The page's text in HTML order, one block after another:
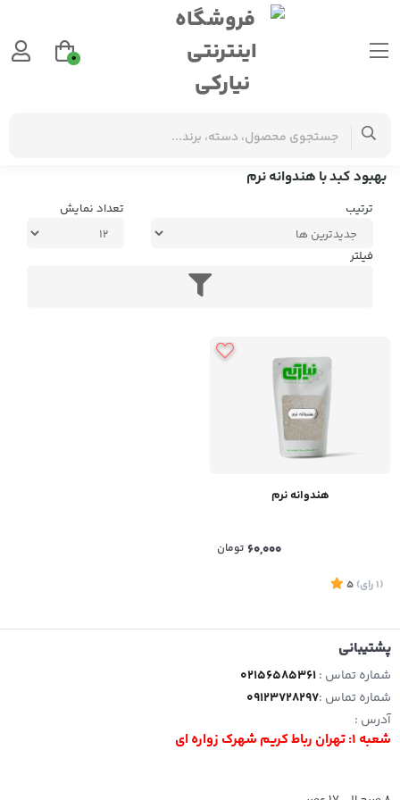
برچسب‌ها بهبود کبد با هندوانه نرم
بهبود کبد با هندوانه نرم
ترتیب تعداد نمایش
فیلتر
هندوانه نرم
60,000 تومان
(1 رای)
5
پشتیبانی
شماره تماس :02156585361
شماره تماس :09123728297
آدرس :
شعبه 1: تهران رباط کریم شهرک زواره ای
0